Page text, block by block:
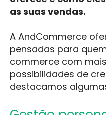
as suas vendas.
A AndCommerce
pensadas para
commerce com
possibilidades de
destacamos